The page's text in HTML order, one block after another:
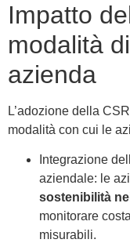
Impatto
modalità
azienda
L’adozione della
modalità con cui le
Integrazione
aziendale: le
sostenibilità
monitorare
misurabili.